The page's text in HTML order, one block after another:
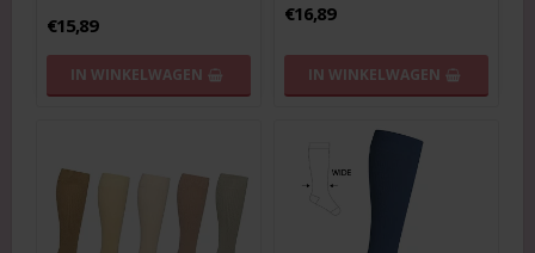
€15,89
IN WINKELWAGEN
€16,89
IN WINKELWAGEN